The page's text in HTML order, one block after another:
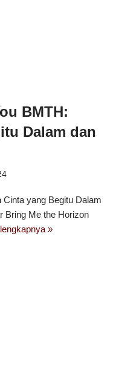
BMTH:
Dalam dan
yang Begitu Dalam
Bring Me the Horizon
»